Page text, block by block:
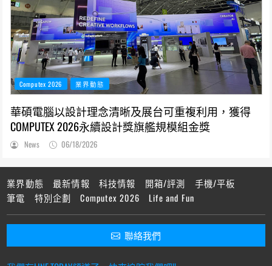
Computex 2026 業界動態
華碩電腦以設計理念清晰及展台可重複利用，獲得
COMPUTEX 2026永續設計獎旗艦規模組金獎
News 06/18/2026
業界動態 最新情報 科技情報 開箱/評測
手機/平板
筆電
特別企劃 Computex 2026 Life and Fun
聯絡我們